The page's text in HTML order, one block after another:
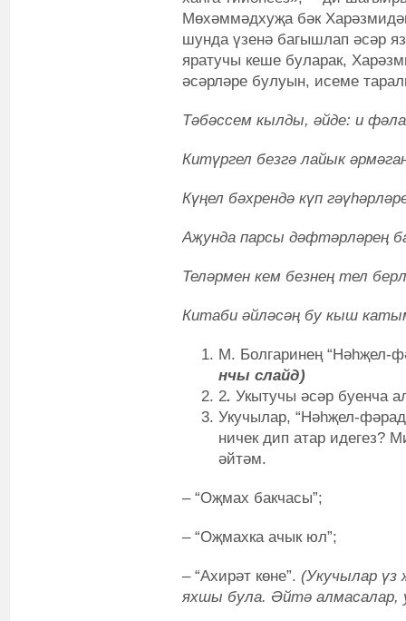
Мөхәммәдхуҗа бәк
шунда үзенә багышлап әсәр
яратучы кеше буларак,
әсәрләре булуын, исеме
Тәбәссем кылды, әйде: и
Китүргел безгә лайык
Күңел бәхрендә күп
Аҗунда парсы дәфтәрләрең
Теләрмен кем безнең тел
Китаби әйләсәң бу кыш
М. Болгаринең “Нәһҗел-
нчы слайд)
2. Укытучы әсәр буенча
Укучылар, “Нәһҗел-
ничек дип атар идегез?
әйтәм.
– “Оҗмах бакчасы”;
– “Оҗмахка ачык юл”;
– “Ахирәт көне”. (Укучылар үз
яхшы була. Әйтә алмасалар,